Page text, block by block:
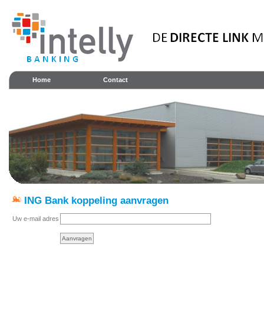
Home Contact
ING Bank koppeling aanvragen
Uw e-mail adres